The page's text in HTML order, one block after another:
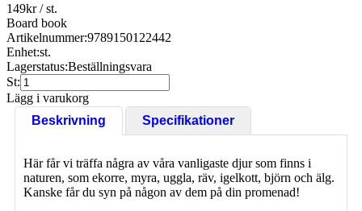
149kr/ st.
Board book
Artikelnummer:9789150122442
Enhet:st.
Lagerstatus:Beställningsvara
St:
Lägg i varukorg
Beskrivning
Specifikationer
Här får vi träffa några av våra vanligaste djur som finns i
naturen, som ekorre, myra, uggla, räv, igelkott, björn och älg.
Kanske får du syn på någon av dem på din promenad!